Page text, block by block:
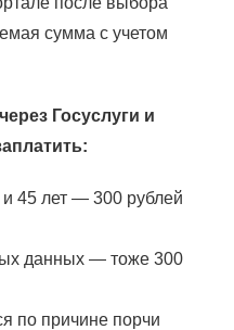
сумма с учетом
Госуслуги и
45 лет — 300 рублей
данных — тоже 300
по причине порчи